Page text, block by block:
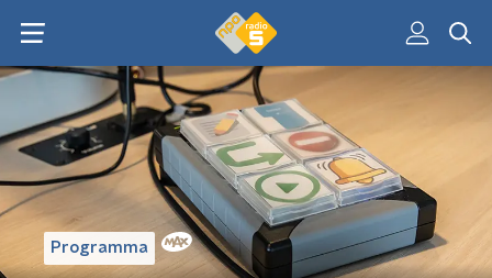
Programma